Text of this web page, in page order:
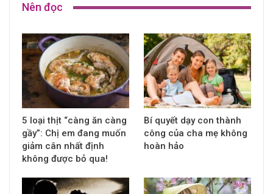
Nên đọc
5 loại thịt “càng ăn càng
gầy”: Chị em đang muốn
giảm cân nhất định
không được bỏ qua!
Bí quyết dạy con thành
công của cha mẹ không
hoàn hảo